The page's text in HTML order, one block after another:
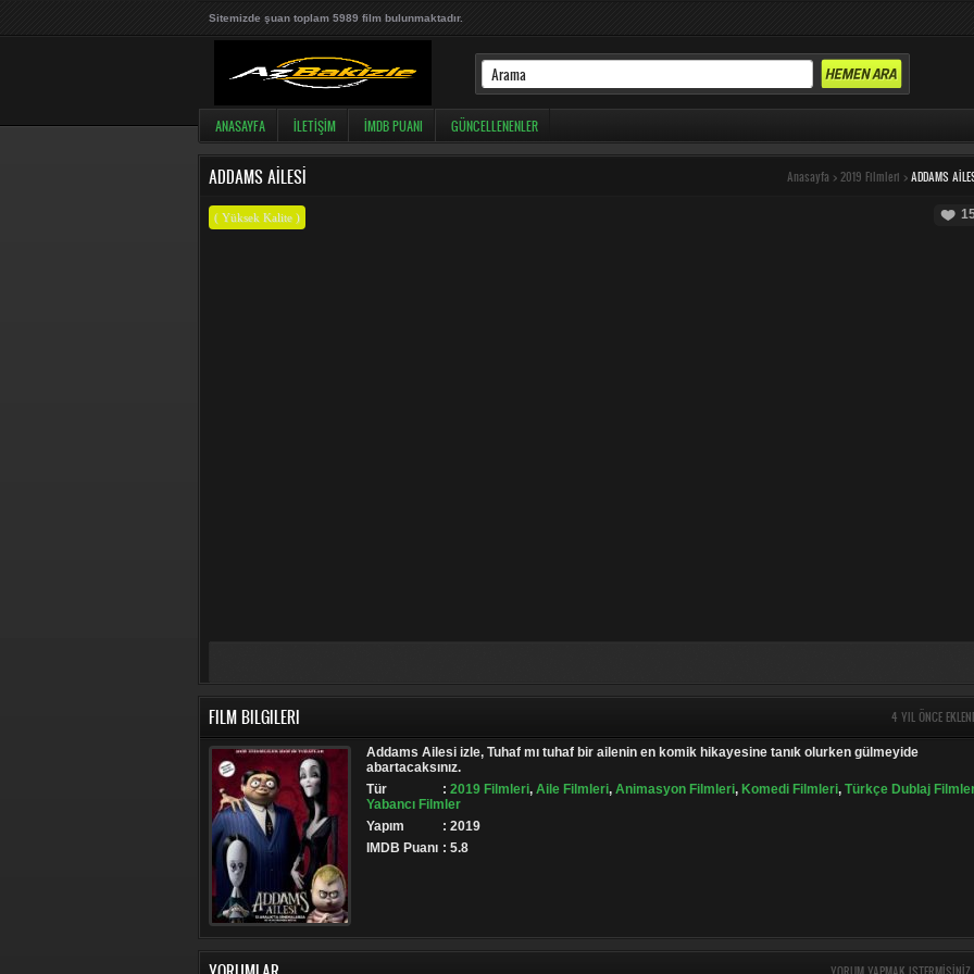
Sitemizde şuan toplam 5989 film bulunmaktadır.
ANASAYFA İLETIŞIM İMDB PUANI GÜNCELLENENLER
ADDAMS AILESI Anasayfa > 2019 Filmleri > ADDAMS
( Yüksek Kalite )
FILM BILGILERI 4 YIL ÖNCE
Addams Ailesi izle, Tuhaf mı tuhaf bir ailenin en komik hikayesine tanık olurken gülmeyide
abartacaksınız.
Tür
: 2019 Filmleri, Aile Filmleri, Animasyon Filmleri, Komedi Filmleri, Türkçe Dublaj Filmler
Yabancı Filmler
Yapım
: 2019
IMDB Puanı : 5.8